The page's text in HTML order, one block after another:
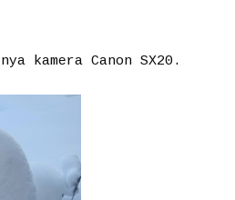
Canon SX20.